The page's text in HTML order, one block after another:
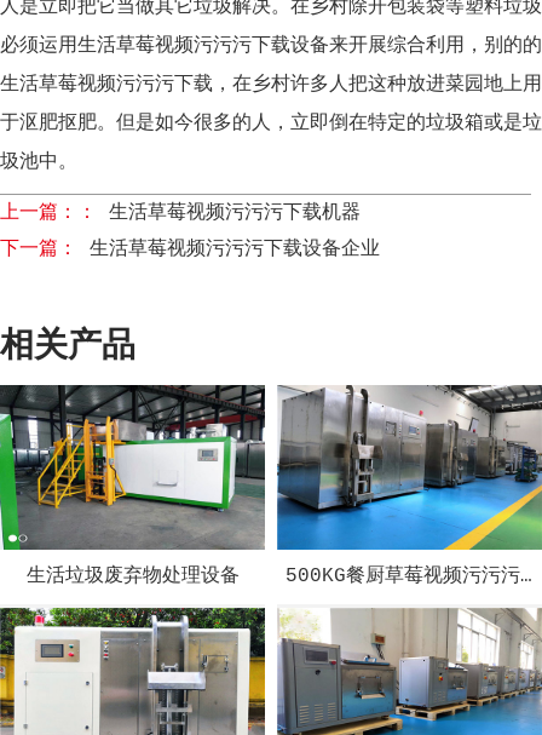
人是立即把它当做其它垃圾解决。在乡村除开包装袋等塑料垃圾
必须运用生活草莓视频污污污下载设备来开展综合利用，别的的
生活草莓视频污污污下载，在乡村许多人把这种放进菜园地上用
于沤肥抠肥。但是如今很多的人，立即倒在特定的垃圾箱或是垃
圾池中。
上一篇：： 生活草莓视频污污污下载机器
下一篇： 生活草莓视频污污污下载设备企业
相关产品
生活垃圾废弃物处理设备 500KG餐厨草莓视频污污污